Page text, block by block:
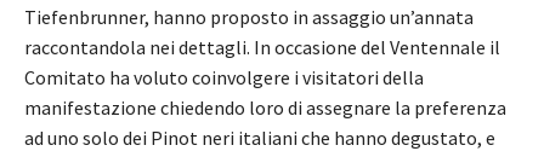
Tiefenbrunner, hanno proposto in assaggio un’annata
raccontandola nei dettagli. In occasione del Ventennale il
Comitato ha voluto coinvolgere i visitatori della
manifestazione chiedendo loro di assegnare la preferenza
ad uno solo dei Pinot neri italiani che hanno degustato, e